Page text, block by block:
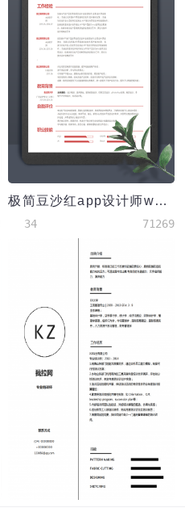
极简豆沙红app设计师word简历模板
34 71269